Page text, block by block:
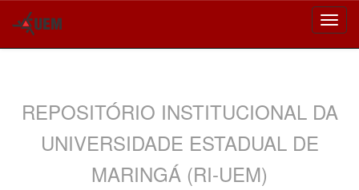
REPOSITÓRIO INSTITUCIONAL DA
UNIVERSIDADE ESTADUAL DE
MARINGÁ (RI-UEM)